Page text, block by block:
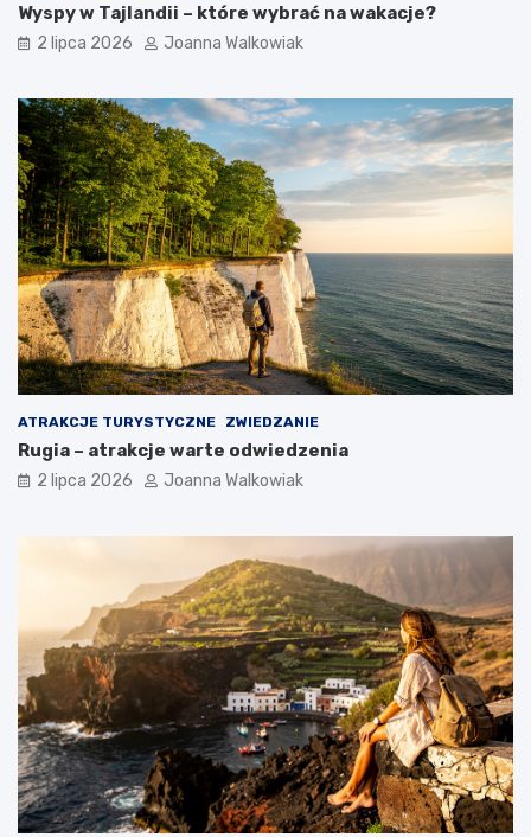
Wyspy w Tajlandii – które wybrać na wakacje?
2 lipca 2026 Joanna Walkowiak
ATRAKCJE TURYSTYCZNE ZWIEDZANIE
Rugia – atrakcje warte odwiedzenia
2 lipca 2026 Joanna Walkowiak